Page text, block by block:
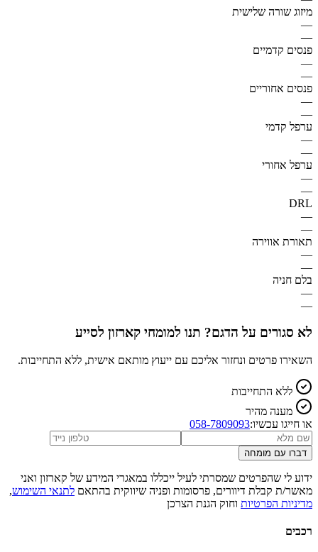
מיזוג שורה שלישית
—
—
פנסים קדמיים
—
—
פנסים אחוריים
—
—
ערפל קדמי
—
—
ערפל אחורי
—
—
DRL
—
—
תאורת אווירה
—
—
בלם חניה
—
—
לא סגורים על הדגם? תנו למומחי קארזון לסייע
השאירו פרטים ונחזור אליכם עם ייעוץ מותאם אישית, ללא התחייבות.
ללא התחייבות
מענה מהיר
או חייגו עכשיו:058-7809093
דברו עם מומחה
ידוע לי שהפרטים שמסרתי לעיל ייכללו במאגרי המידע של קארזון ואני
מאשר/ת קבלת דיוורים, פרסומות ופניה שיווקית בהתאם לתנאי השימוש,
מדיניות הפרטיות וחוק הגנת הצרכן
רכבים